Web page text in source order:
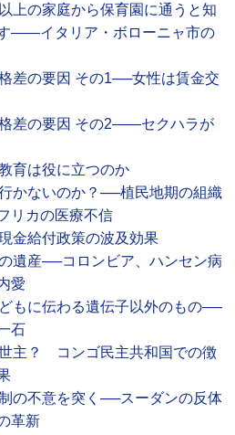
上の家庭から保育園に通うと知
――イタリア・ボローニャ市の
差の要因 その1──女性は賃金交
差の要因 その2――セクハラが
育は役に立つのか
かないのか？──植民地期の組織
リカの医療不信
金給付政策の波及効果
遺産──コロンビア、ハンセン病
愛
もに伝わる遺伝子以外のもの──
石
主？ コンゴ民主共和国での徴
の不意を突く──スーダンの反体
革新